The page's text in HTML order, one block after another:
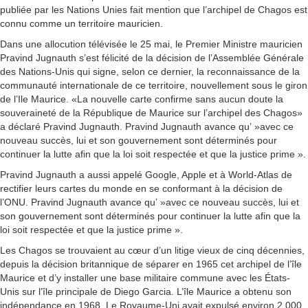
publiée par les Nations Unies fait mention que l’archipel de Chagos est
connu comme un territoire mauricien.
Dans une allocution télévisée le 25 mai, le Premier Ministre mauricien
Pravind Jugnauth s’est félicité de la décision de l’Assemblée Générale
des Nations-Unis qui signe, selon ce dernier, la reconnaissance de la
communauté internationale de ce territoire, nouvellement sous le giron
de l’Ile Maurice. «La nouvelle carte confirme sans aucun doute la
souveraineté de la République de Maurice sur l’archipel des Chagos»
a déclaré Pravind Jugnauth. Pravind Jugnauth avance qu’ »avec ce
nouveau succès, lui et son gouvernement sont déterminés pour
continuer la lutte afin que la loi soit respectée et que la justice prime ».
Pravind Jugnauth a aussi appelé Google, Apple et à World-Atlas de
rectifier leurs cartes du monde en se conformant à la décision de
l’ONU. Pravind Jugnauth avance qu’ »avec ce nouveau succès, lui et
son gouvernement sont déterminés pour continuer la lutte afin que la
loi soit respectée et que la justice prime ».
Les Chagos se trouvaient au cœur d’un litige vieux de cinq décennies,
depuis la décision britannique de séparer en 1965 cet archipel de l’île
Maurice et d’y installer une base militaire commune avec les États-
Unis sur l’île principale de Diego Garcia. L’île Maurice a obtenu son
indépendance en 1968. Le Royaume-Uni avait expulsé environ 2 000